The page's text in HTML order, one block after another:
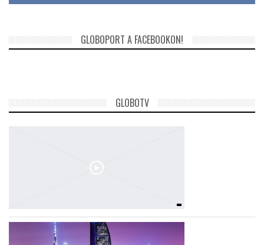
GLOBOPORT A FACEBOOKON!
GLOBOTV